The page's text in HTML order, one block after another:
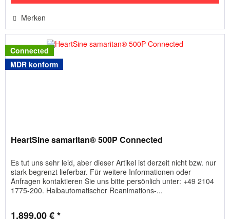
Merken
Connected
MDR konform
HeartSine samaritan® 500P Connected
Es tut uns sehr leid, aber dieser Artikel ist derzeit nicht bzw. nur
stark begrenzt lieferbar. Für weitere Informationen oder
Anfragen kontaktieren Sie uns bitte persönlich unter: +49 2104
1775-200. Halbautomatischer Reanimations-...
1.899,00 € *